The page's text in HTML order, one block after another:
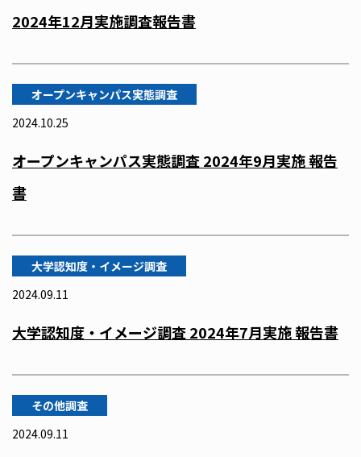
2024年12月実施調査報告書
オープンキャンパス実態調査
2024.10.25
オープンキャンパス実態調査 2024年9月実施 報告
書
大学認知度・イメージ調査
2024.09.11
大学認知度・イメージ調査 2024年7月実施 報告書
その他調査
2024.09.11